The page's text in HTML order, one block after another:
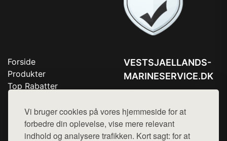
Vi bruger cookies på vores hjemmeside for at
forbedre din oplevelse, vise mere relevant
indhold og analysere trafikken. Kort sagt: for at
Forside
Produkter
Top Rabatter
Kontakt
VESTSJAELLANDS-
MARINESERVICE.DK
Mail:hej@want.dk
Cookie- og privatlivspolitik